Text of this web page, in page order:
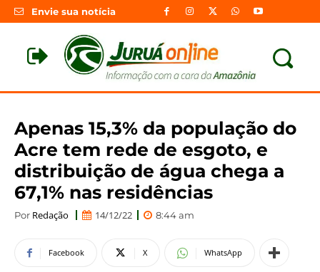
Envie sua notícia
Apenas 15,3% da população do
Acre tem rede de esgoto, e
distribuição de água chega a
67,1% nas residências
Por Redação 14/12/22 8:44 am
Facebook X WhatsApp